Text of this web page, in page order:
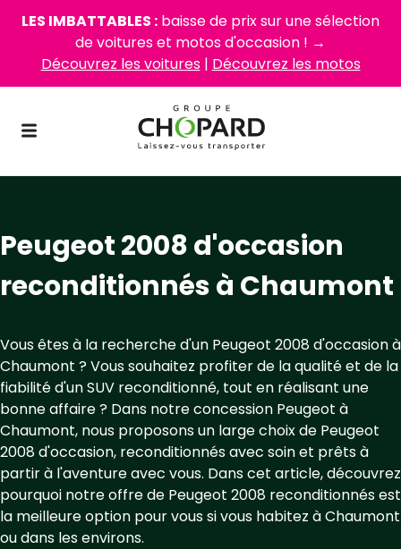
LES IMBATTABLES : baisse de prix sur une sélection
de voitures et motos d'occasion ! →
Découvrez les voitures| Découvrez les motos
Peugeot 2008 d'occasion
reconditionnés à Chaumont
Vous êtes à la recherche d'un Peugeot 2008 d'occasion à
Chaumont ? Vous souhaitez profiter de la qualité et de la
fiabilité d'un SUV reconditionné, tout en réalisant une
bonne affaire ? Dans notre concession Peugeot à
Chaumont, nous proposons un large choix de Peugeot
2008 d'occasion, reconditionnés avec soin et prêts à
partir à l'aventure avec vous. Dans cet article, découvrez
pourquoi notre offre de Peugeot 2008 reconditionnés est
la meilleure option pour vous si vous habitez à Chaumont
ou dans les environs.